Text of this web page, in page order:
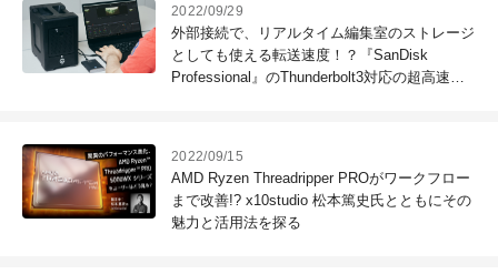
2022/09/29
外部接続で、リアルタイム編集室のストレージ
としても使える転送速度！？『SanDisk
Professional』のThunderbolt3対応の超高速ス
2022/09/15
AMD Ryzen Threadripper PROがワークフロー
まで改善!? x10studio 松本篤史氏とともにその
魅力と活用法を探る